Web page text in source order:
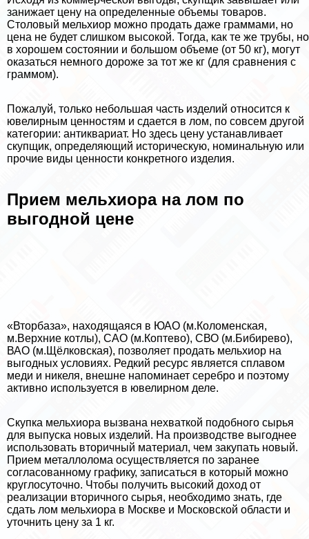
занижает цену на определенные объемы товаров.
Столовый мельхиор можно продать даже граммами, но
цена не будет слишком высокой. Тогда, как те же трубы, но
в хорошем состоянии и большом объеме (от 50 кг), могут
оказаться немного дороже за тот же кг (для сравнения с
граммом).
Пожалуй, только небольшая часть изделий относится к
ювелирным ценностям и сдается в лом, по совсем другой
категории: антиквариат. Но здесь цену устанавливает
скупщик, определяющий историческую, номинальную или
прочие виды ценности конкретного изделия.
Прием мельхиора на лом по
выгодной цене
«Вторбаза», находящаяся в ЮАО (м.Коломенская,
м.Верхние котлы), САО (м.Коптево), СВО (м.Бибирево),
ВАО (м.Щёлковская), позволяет продать мельхиор на
выгодных условиях. Редкий ресурс является сплавом
меди и никеля, внешне напоминает серебро и поэтому
активно используется в ювелирном деле.
Скупка мельхиора вызвана нехваткой подобного сырья
для выпуска новых изделий. На производстве выгоднее
использовать вторичный материал, чем закупать новый.
Прием металлолома осуществляется по заранее
согласованному графику, записаться в который можно
круглосуточно. Чтобы получить высокий доход от
реализации вторичного сырья, необходимо знать, где
сдать лом мельхиора в Москве и Московской области и
уточнить цену за 1 кг.